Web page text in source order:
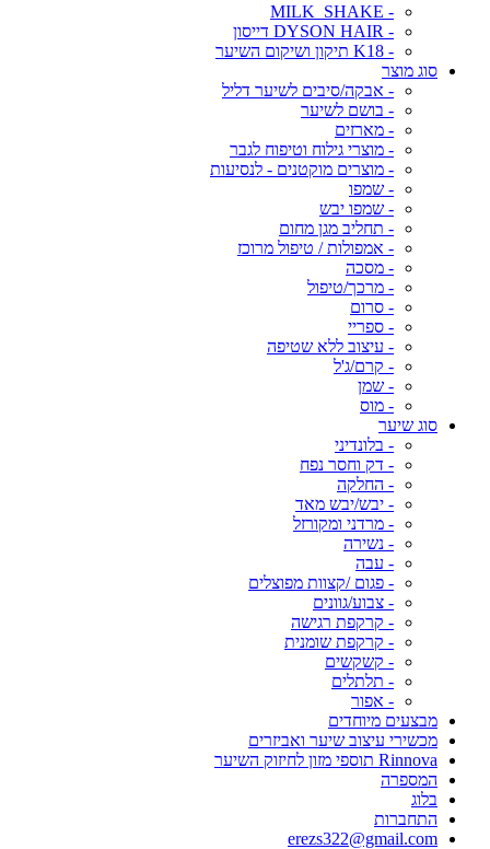
- MILK_SHAKE
- DYSON HAIR דייסון
- K18 תיקון ושיקום השיער
סוג מוצר
- אבקה/סיבים לשיער דליל
- בושם לשיער
- מארזים
- מוצרי גילוח וטיפוח לגבר
- מוצרים מוקטנים - לנסיעות
- שמפו
- שמפו יבש
- תחליב מגן מחום
- אמפולות / טיפול מרוכז
- מסכה
- מרכך/טיפול
- סרום
- ספריי
- עיצוב ללא שטיפה
- קרם/ג'ל
- שמן
- מוס
סוג שיער
- בלונדיני
- דק וחסר נפח
- החלקה
- יבש/יבש מאד
- מרדני ומקורזל
- נשירה
- עבה
- פגום /קצוות מפוצלים
- צבוע/גוונים
- קרקפת רגישה
- קרקפת שומנית
- קשקשים
- תלתלים
- אפור
מבצעים מיוחדים
מכשירי עיצוב שיער ואביזרים
Rinnova תוספי מזון לחיזוק השיער
המספרה
בלוג
התחברות
erezs322@gmail.com